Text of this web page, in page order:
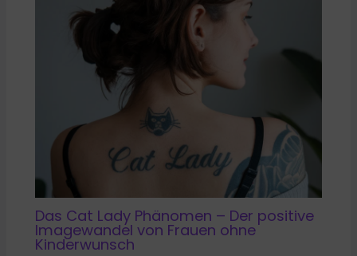
Das Cat Lady Phänomen – Der positive
Imagewandel von Frauen ohne
Kinderwunsch